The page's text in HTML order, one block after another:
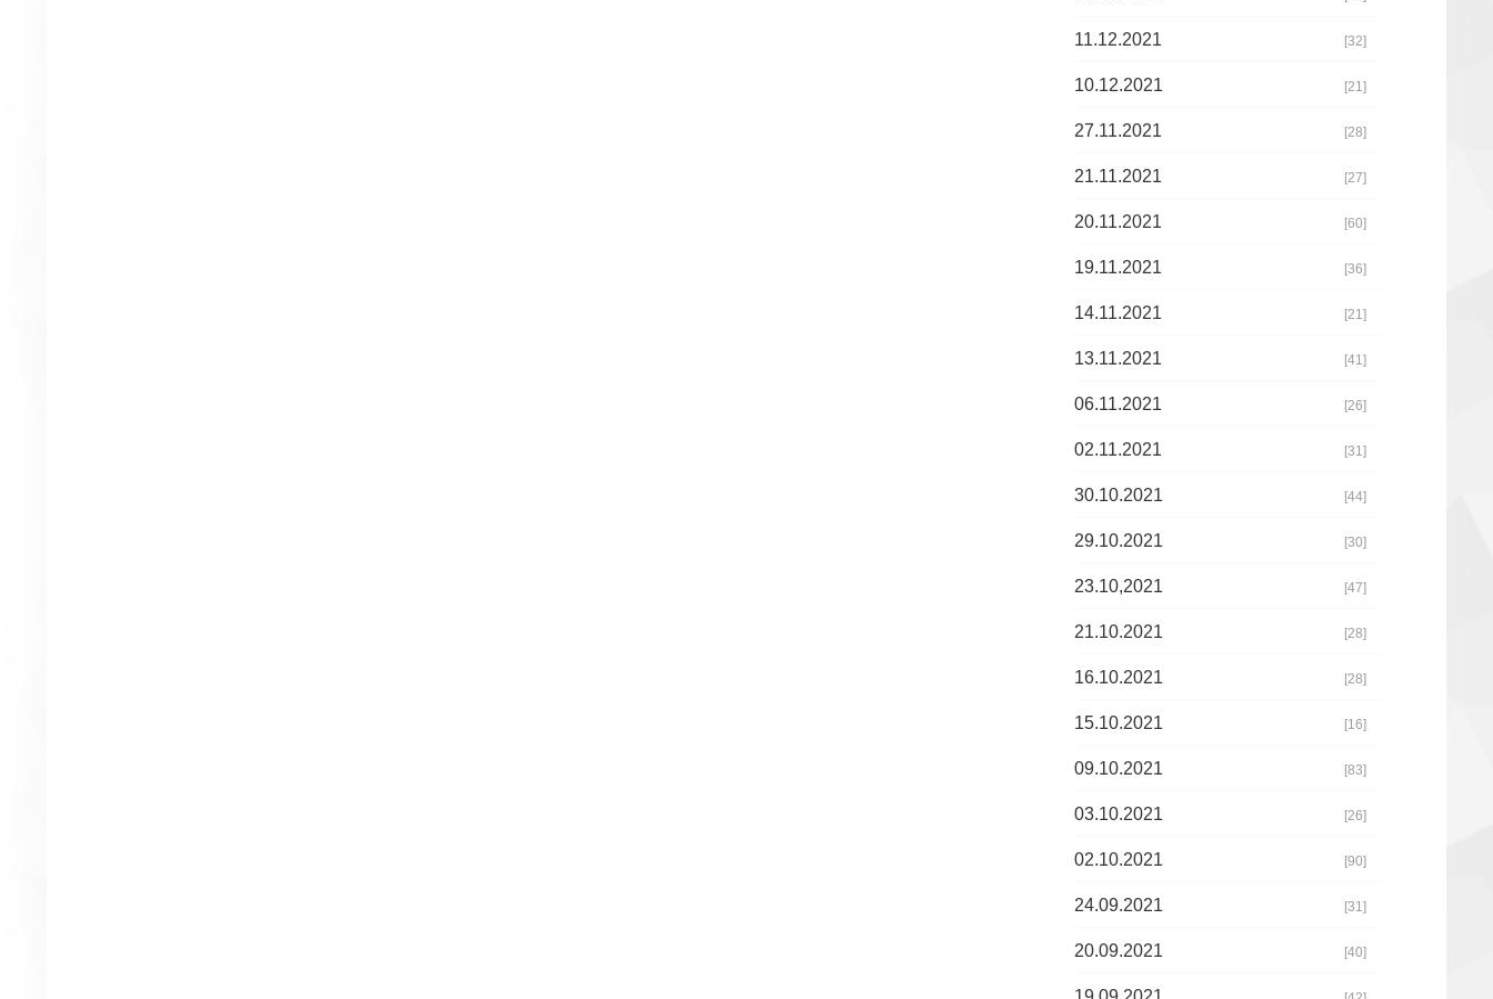
11.12.2021 [32]
10.12.2021 [21]
27.11.2021 [28]
21.11.2021 [27]
20.11.2021 [60]
19.11.2021 [36]
14.11.2021 [21]
13.11.2021 [41]
06.11.2021 [26]
02.11.2021 [31]
30.10.2021 [44]
29.10.2021 [30]
23.10,2021 [47]
21.10.2021 [28]
16.10.2021 [28]
15.10.2021 [16]
09.10.2021 [83]
03.10.2021 [26]
02.10.2021 [90]
24.09.2021 [31]
20.09.2021 [40]